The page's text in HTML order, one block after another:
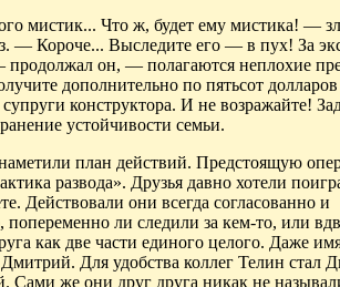
мистик... Что ж, будет ему мистика! —
— Короче... Выследите его — в пух! За
он, — полагаются неплохие
дополнительно по пятьсот долларов
конструктора. И не возражайте!
устойчивости семьи.
план действий. Предстоящую
развода». Друзья давно хотели
Действовали они всегда согласованно и
попеременно ли следили за кем‑то, или
как две части единого целого. Даже
Для удобства коллег Телин стал
же они друг друга никак не